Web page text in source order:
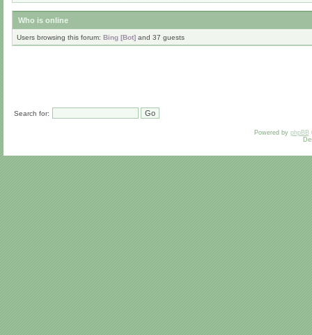
Who is online
Users browsing this forum: Bing [Bot] and 37 guests
Search for:
Powered by phpBB